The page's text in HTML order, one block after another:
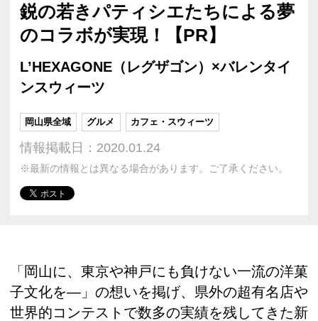
鋭の若きパティシエたちによる夢
のコラボが実現！【PR】
L’HEXAGONE（レグザゴン）×バレンタイ
ンスウィーツ
岡山県全域 グルメ カフェ・スウィーツ
情報掲載日：2020.01.24
※最新の情報とは異なる場合があります。ご了承ください。
「岡山に、東京や神戸にも負けない一流の洋菓
子文化を―」の想いを掲げ、県外の超有名店や
世界的コンテストで数多の実績を残してきた新